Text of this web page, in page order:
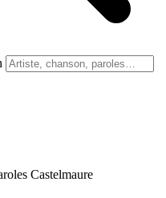
Castelmaure